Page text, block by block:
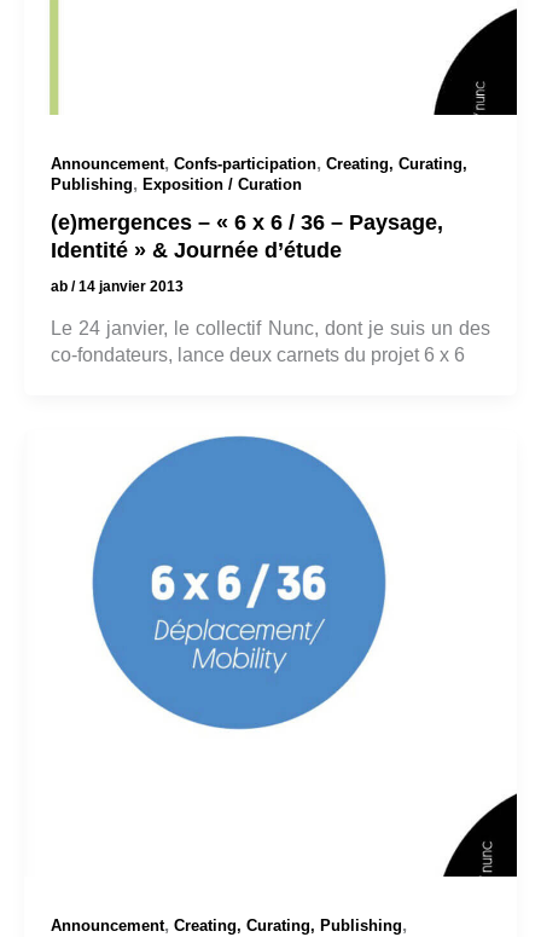
Announcement, Confs-participation, Creating, Curating,
Publishing, Exposition / Curation
(e)mergences – « 6 x 6 / 36 – Paysage,
Identité » & Journée d’étude
ab /14 janvier 2013
Le 24 janvier, le collectif Nunc, dont je suis un des
co-fondateurs, lance deux carnets du projet 6 x 6
Announcement, Creating, Curating, Publishing,